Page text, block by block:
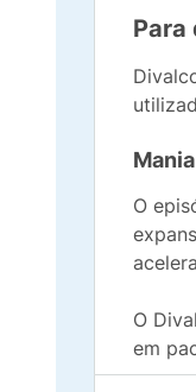
Para
Mania
O
O
em